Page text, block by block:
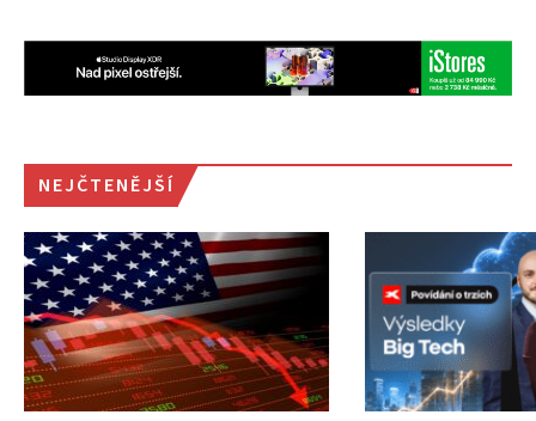
NEJČTENĚJŠÍ